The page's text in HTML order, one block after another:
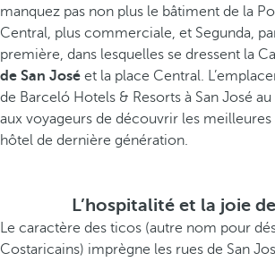
manquez pas non plus le bâtiment de la
Central, plus commerciale, et Segunda,
première, dans lesquelles se dressent la
de San José et la place Central.
de Barceló Hotels & Resorts à San José
aux voyageurs de découvrir les
hôtel de dernière génération.
L’hospitalité et la joie
Le caractère des ticos (autre nom pour
Costaricains) imprègne les rues de San